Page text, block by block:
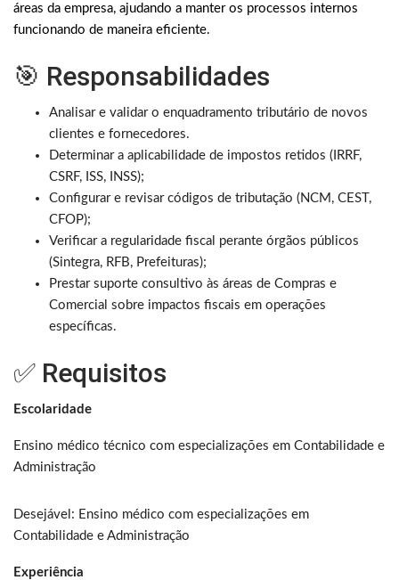
áreas da empresa, ajudando a manter os processos internos
funcionando de maneira eficiente.
🎯 Responsabilidades
Analisar e validar o enquadramento tributário de novos
clientes e fornecedores.
Determinar a aplicabilidade de impostos retidos (IRRF,
CSRF, ISS, INSS);
Configurar e revisar códigos de tributação (NCM, CEST,
CFOP);
Verificar a regularidade fiscal perante órgãos públicos
(Sintegra, RFB, Prefeituras);
Prestar suporte consultivo às áreas de Compras e
Comercial sobre impactos fiscais em operações
específicas.
✅ Requisitos
Escolaridade
Ensino médico técnico com especializações em Contabilidade e
Administração
Desejável: Ensino médico com especializações em
Contabilidade e Administração
Experiência